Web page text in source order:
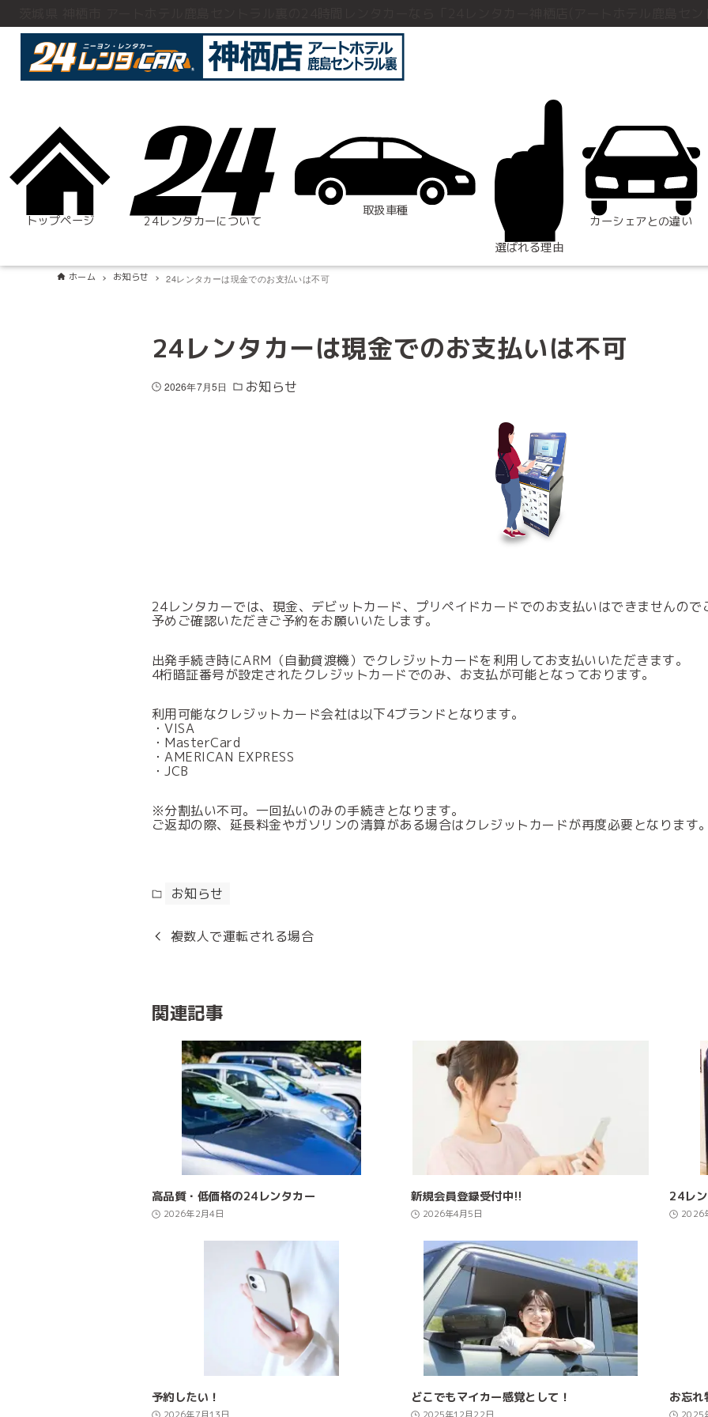
トップページ 24レンタカーについて
取扱車種
選ばれる理由
カーシェアとの違い
ホーム お知らせ 24レンタカーは現金でのお支払いは不可
24レンタカーは現金でのお支払いは不可
2026年7月5日 お知らせ
24レンタカーでは、現金、デビットカード、プリペイドカードでのお支払いはできませんので
予めご確認いただきご予約をお願いいたします。
出発手続き時にARM（自動貸渡機）でクレジットカードを利用してお支払いいただきます。
4桁暗証番号が設定されたクレジットカードでのみ、お支払が可能となっております。
利用可能なクレジットカード会社は以下4ブランドとなります。
・VISA
・MasterCard
・AMERICAN EXPRESS
・JCB
※分割払い不可。一回払いのみの手続きとなります。
ご返却の際、延長料金やガソリンの清算がある場合はクレジットカードが再度必要となります。
お知らせ
複数人で運転される場合
関連記事
高品質・低価格の24レンタカー
2026年2月4日
新規会員登録受付中!!
2026年4月5日
24レ
2026
予約したい！ どこでもマイカー感覚として！ お忘れ